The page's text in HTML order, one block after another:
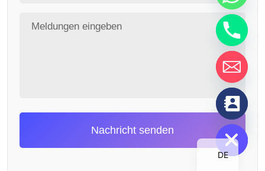
Nachricht senden
DE
Hide
chaty